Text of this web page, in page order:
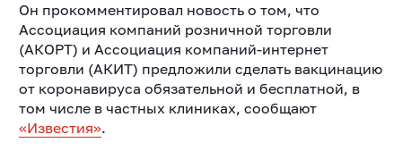
Он прокомментировал новость о том, что
Ассоциация компаний розничной торговли
(АКОРТ) и Ассоциация компаний-интернет
торговли (АКИТ) предложили сделать вакцинацию
от коронавируса обязательной и бесплатной, в
том числе в частных клиниках, сообщают
«Известия».